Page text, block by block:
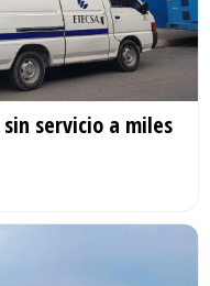
sin servicio a miles